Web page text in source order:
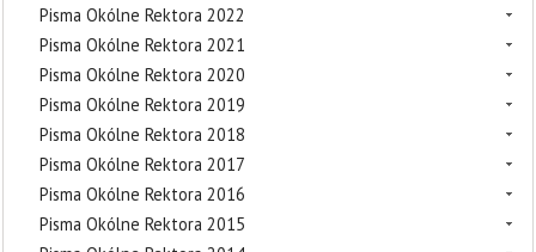
Pisma Okólne Rektora 2022
Pisma Okólne Rektora 2021
Pisma Okólne Rektora 2020
Pisma Okólne Rektora 2019
Pisma Okólne Rektora 2018
Pisma Okólne Rektora 2017
Pisma Okólne Rektora 2016
Pisma Okólne Rektora 2015